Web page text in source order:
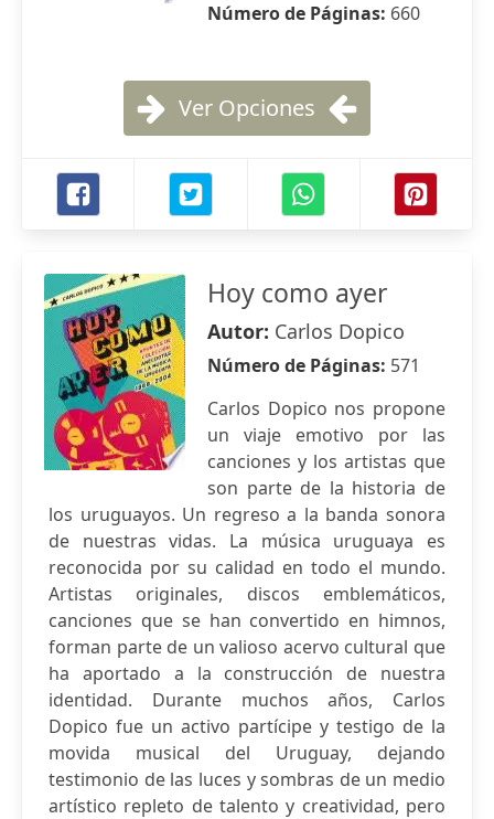
Número de Páginas: 660
Ver Opciones
Hoy como ayer
Autor: Carlos Dopico
Número de Páginas: 571
Carlos Dopico nos propone
un viaje emotivo por las
canciones y los artistas que
son parte de la historia de
los uruguayos. Un regreso a la banda sonora
de nuestras vidas. La música uruguaya es
reconocida por su calidad en todo el mundo.
Artistas originales, discos emblemáticos,
canciones que se han convertido en himnos,
forman parte de un valioso acervo cultural que
ha aportado a la construcción de nuestra
identidad. Durante muchos años, Carlos
Dopico fue un activo partícipe y testigo de la
movida musical del Uruguay, dejando
testimonio de las luces y sombras de un medio
artístico repleto de talento y creatividad, pero